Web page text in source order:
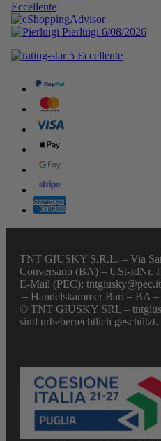
TNT GIUSKY S.R.L. – Via
Conversano (BA) – USt-IdNr.
E-Mail (PEC): tntgiusky@pec.it
– Handelskammer Bari – BA
© TNT GIUSKY SRL –
sind urheberrechtlich geschützt.